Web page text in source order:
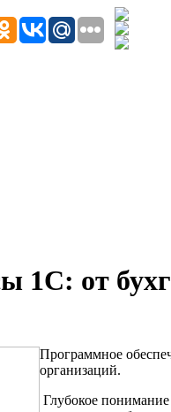
от
Программное
организаций.
Глубокое